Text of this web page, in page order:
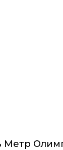
Метр